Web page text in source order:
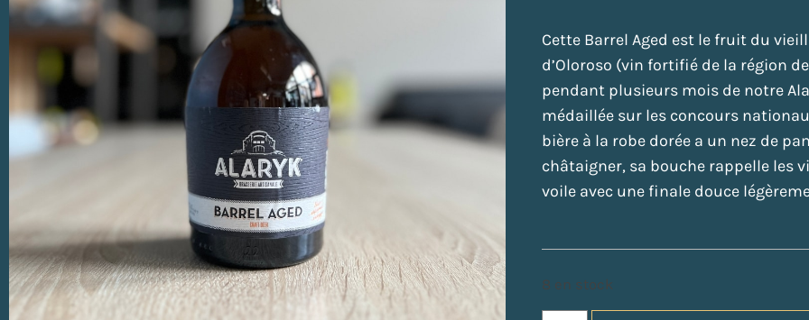
Cette Barrel Aged est le fruit du
d’Oloroso (vin fortifié de la région
pendant plusieurs mois de notre
médaillée sur les concours
bière à la robe dorée a un nez de
châtaigner, sa bouche rappelle les
voile avec une finale douce
8 en stock